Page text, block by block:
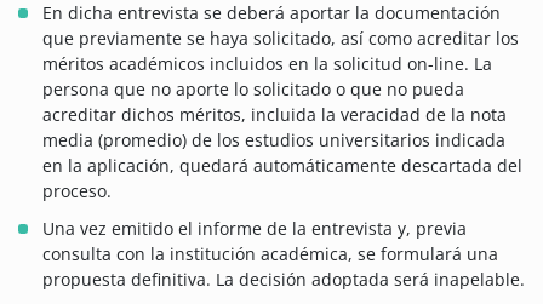
En dicha entrevista se deberá aportar la documentación
que previamente se haya solicitado, así como acreditar los
méritos académicos incluidos en la solicitud on-line. La
persona que no aporte lo solicitado o que no pueda
acreditar dichos méritos, incluida la veracidad de la nota
media (promedio) de los estudios universitarios indicada
en la aplicación, quedará automáticamente descartada del
proceso.
Una vez emitido el informe de la entrevista y, previa
consulta con la institución académica, se formulará una
propuesta definitiva. La decisión adoptada será inapelable.